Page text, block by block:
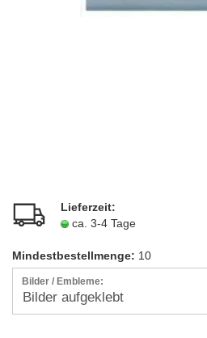
Lieferzeit:
ca. 3-4 Tage
Mindestbestellmenge: 10
Bilder / Embleme: